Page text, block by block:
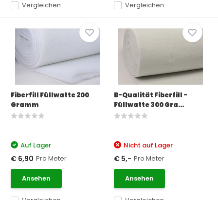
Vergleichen Vergleichen
Fiberfill Füllwatte 200
Gramm
Auf Lager
€ 6,90 Pro Meter
Ansehen
B-Qualität Fiberfill -
Füllwatte 300 Gra...
Nicht auf Lager
€ 5,- Pro Meter
Ansehen